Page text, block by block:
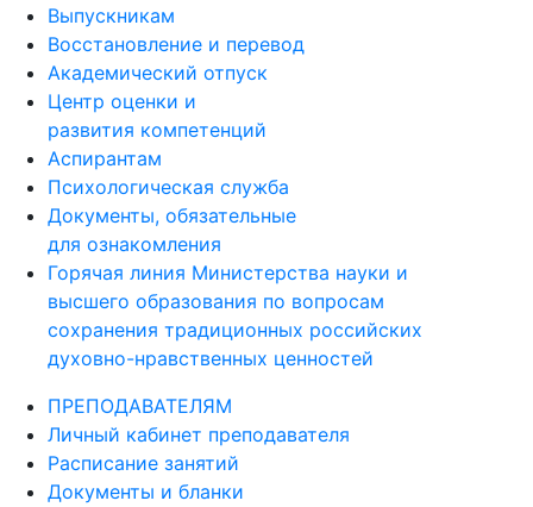
Выпускникам
Восстановление и перевод
Академический отпуск
Центр оценки и
развития компетенций
Аспирантам
Психологическая служба
Документы, обязательные
для ознакомления
Горячая линия Министерства науки и
высшего образования по вопросам
сохранения традиционных российских
духовно-нравственных ценностей
ПРЕПОДАВАТЕЛЯМ
Личный кабинет преподавателя
Расписание занятий
Документы и бланки